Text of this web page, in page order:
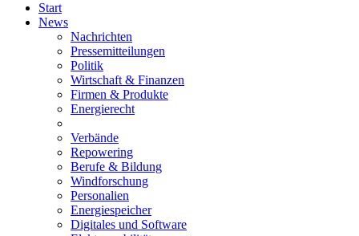
Start
News
Nachrichten
Pressemitteilungen
Politik
Wirtschaft & Finanzen
Firmen & Produkte
Energierecht
Verbände
Repowering
Berufe & Bildung
Windforschung
Personalien
Energiespeicher
Digitales und Software